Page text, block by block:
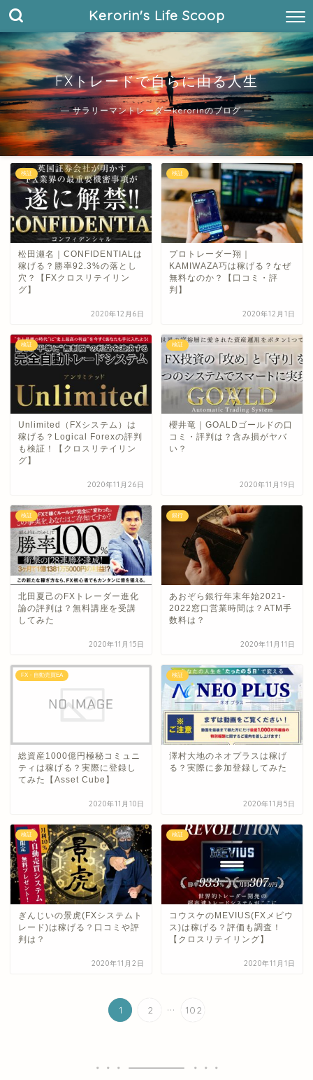
Kerorin's Life Scoop
FXトレードで自らに由る人生
― サラリーマントレーダーkerorinのブログ ―
検証
松田瀬名｜CONFIDENTIALは
稼げる？勝率92.3%の落とし
穴？【FXクロスリテイリン
グ】
2020年12月6日
検証
プロトレーダー翔｜
KAMIWAZA巧は稼げる？なぜ
無料なのか？【口コミ・評
判】
2020年12月1日
検証
Unlimited（FXシステム）は
稼げる？Logical Forexの評判
も検証！【クロスリテイリン
グ】
2020年11月26日
検証
櫻井竜｜GOALDゴールドの口
コミ・評判は？含み損がヤバ
い？
2020年11月19日
検証
北田夏己のFXトレーダー進化
論の評判は？無料講座を受講
してみた
2020年11月15日
銀行
あおぞら銀行年末年始2021-
2022窓口営業時間は？ATM手
数料は？
2020年11月11日
FX・自動売買EA
総資産1000億円極秘コミュニ
ティは稼げる？実際に登録し
てみた【Asset Cube】
2020年11月10日
検証
澤村大地のネオプラスは稼げ
る？実際に参加登録してみた
2020年11月5日
検証
ぎんじいの景虎(FXシステムト
レード)は稼げる？口コミや評
判は？
2020年11月2日
検証
コウスケのMEVIUS(FXメビウ
ス)は稼げる？評価も調査！
【クロスリテイリング】
2020年11月1日
1 2 ... 102